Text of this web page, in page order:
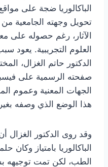
الباكالوريا ضجة على
تحويل وجهته الجامعية
الآثار، رغم حصوله على
العلوم التجريبية. يعود
الدكتور حاتم الغزال،
صفحته الرسمية على
الجهات المعنية وعموم
هذا الوضع الذي وصفه
وقد روى الدكتور الغزال
الباكالوريا بامتياز
الطب، لكن تمت توجيهه